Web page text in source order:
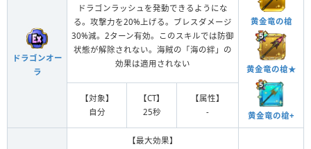
ドラゴンオー
ラ
ドラゴンラッシュを発動できるようにな
る。攻撃力を20%上げる。ブレスダメージ
30%減。2ターン有効。このスキルでは防御
状態が解除されない。海賊の「海の絆」の
効果は適用されない
黄金竜の槍
黄金竜の槍★
黄金竜の槍+
【対象】
自分
【CT】
25秒
【属性】
-
【最大効果】